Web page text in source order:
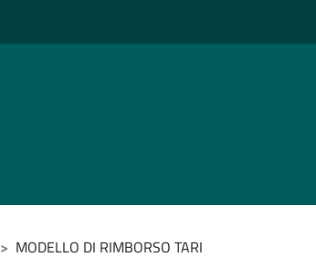
> MODELLO DI RIMBORSO TARI